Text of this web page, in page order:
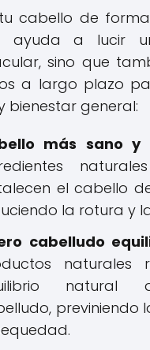
cabello de
ayuda a lucir
sino que
a largo plazo
bienestar general:
más sano y
el cabello
la rotura y
cabelludo
naturales
natural
previniendo